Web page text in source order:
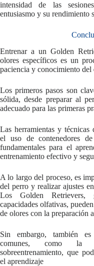
intensidad de las
entusiasmo y su rendimiento
Entrenar a un Golden
olores específicos es un
paciencia y conocimiento
Los primeros pasos son
sólida, desde preparar al
adecuado para las primeras
Las herramientas y
el uso de contenedores
fundamentales para el
entrenamiento efectivo y
A lo largo del proceso, es
del perro y realizar ajustes
Los Golden Retrievers,
capacidades olfativas,
de olores con la preparación
Sin embargo, también
comunes, como la
sobreentrenamiento, que
el aprendizaje